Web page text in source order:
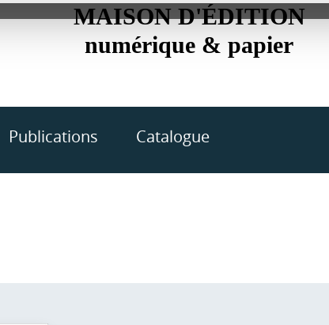
MAISON D'ÉDITION
numérique & papier
Publications Catalogue